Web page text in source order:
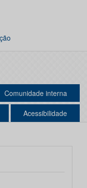
Comunidade interna
Acessibilidade